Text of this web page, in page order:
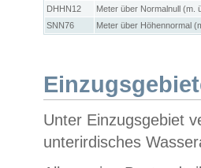
DHHN12
Meter über Normalnull (m.
SNN76
Meter über Höhennormal
Unter Einzugsgebiet
unterirdisches